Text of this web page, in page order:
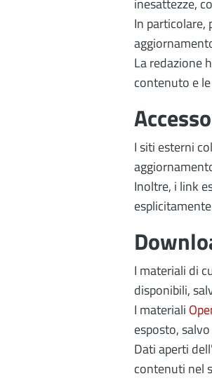
inesattezze,
In particolare,
La redazione
contenuto e
I siti esterni
Inoltre, i link
I materiali di
disponibili,
I materiali
esposto,
Dati aperti
contenuti nel